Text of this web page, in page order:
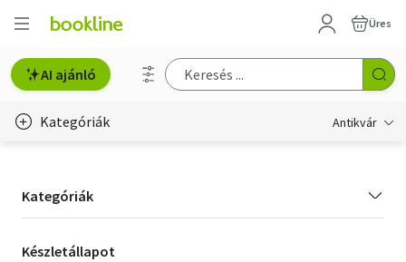
Üres
AI ajánló
Kategóriák Antikvár
Régi képeslap
Életmód, egészség
Kategória
szűrés
Kategóriák
Készletállapot
Készletállapot